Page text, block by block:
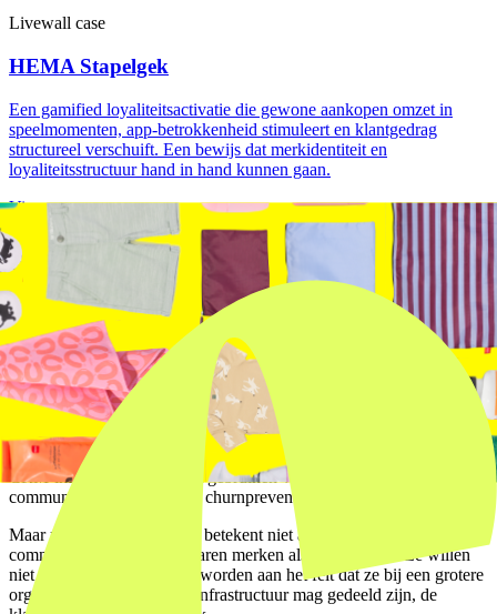
Livewall case
HEMA Stapelgek
Een gamified loyaliteitsactivatie die gewone aankopen omzet in
speelmomenten, app-betrokkenheid stimuleert en klantgedrag
structureel verschuift. Een bewijs dat merkidentiteit en
loyaliteitsstructuur hand in hand kunnen gaan.
View case →
Livewall perspectief
De mechanic is nooit het startpunt. Het gevoel dat je bij de klant wilt
oproepen, dat is het startpunt.
Gedeelde data, aparte inzichten
Een technisch sterk punt van een gedeelde loyaliteitsarchitectuur is
dat je klantdata over merken heen kunt verbinden. Een klant die
zowel bij merk A als bij merk B actief is, laat een rijker
gedragspatroon zien dan een klant van één merk. Dat is waardevolle
CRM-informatie die je kunt gebruiken voor persoonlijke
communicatie, cross-sell en churnpreventie.
Maar pas op: gedeelde data betekent niet automatisch gedeelde
communicatie. Klanten ervaren merken als afzonderlijk. Ze willen
niet voortdurend herinnerd worden aan het feit dat ze bij een grotere
organisatie zitten. De data-infrastructuur mag gedeeld zijn, de